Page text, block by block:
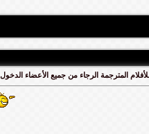
المترجمة الرجاء من جميع الأعضاء الدخول